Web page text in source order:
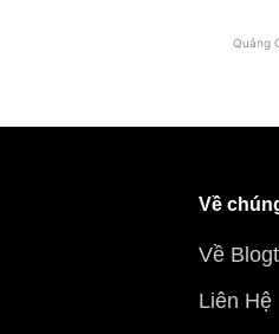
Quảng
Về
Về
Liên Hệ